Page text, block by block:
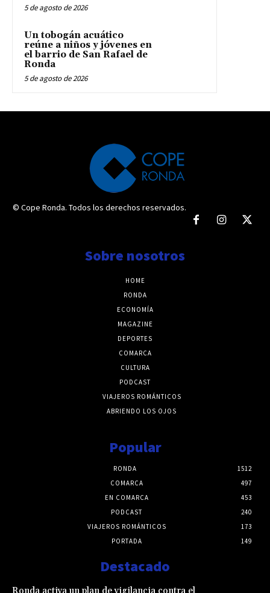
5 de agosto de 2026
Un tobogán acuático
reúne a niños y jóvenes en
el barrio de San Rafael de
Ronda
5 de agosto de 2026
© Cope Ronda. Todos los derechos reservados.
Sobre nosotros
HOME
RONDA
ECONOMÍA
MAGAZINE
DEPORTES
COMARCA
CULTURA
PODCAST
VIAJEROS ROMÁNTICOS
ABRIENDO LOS OJOS
Popular
RONDA
1512
COMARCA
497
EN COMARCA
453
PODCAST
240
VIAJEROS ROMÁNTICOS
173
PORTADA
149
Destacado